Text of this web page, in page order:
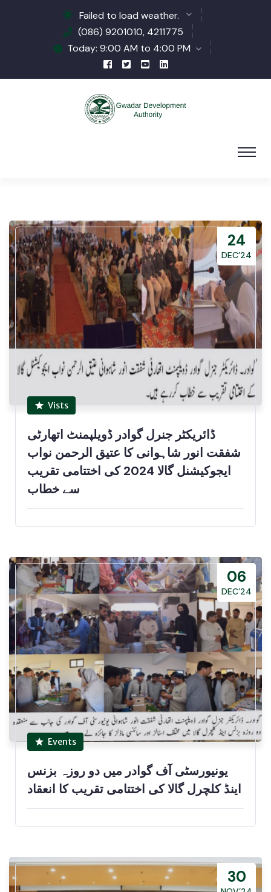
Failed to load weather.
(086) 9201010, 4211775
Today: 9:00 AM to 4:00 PM
24
DEC’24
Vists
ڈائریکٹر جنرل گوادر ڈویلپمنٹ اتھارٹی
شفقت انور شاہوانی کا عتیق الرحمن نواب
ایجوکیشنل گالا 2024 کی اختتامی تقریب
سے خطاب
06
DEC’24
Events
یونیورسٹی آف گوادر میں دو روزہ بزنس
اینڈ کلچرل گالا کی اختتامی تقریب کا انعقاد
30